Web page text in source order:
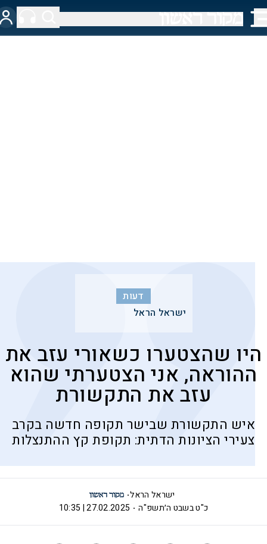
דעות
ישראל הראל
היו שהצטערו כשאורי עזב את
ההוראה, אני הצטערתי שהוא
עזב את התקשורת
איש התקשורת שבישר תקופה חדשה בקרב
צעירי הציונות הדתית: תקופת קץ ההתנצלות
ישראל הראל
כ"ט בשבט ה׳תשפ"ה
27.02.2025 | 10:35